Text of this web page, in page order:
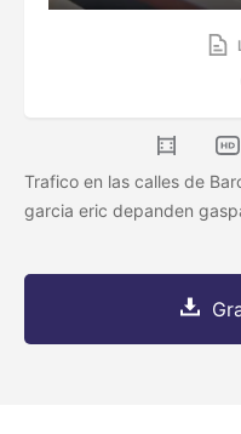
Trafico en las calles de
garcia eric depanden